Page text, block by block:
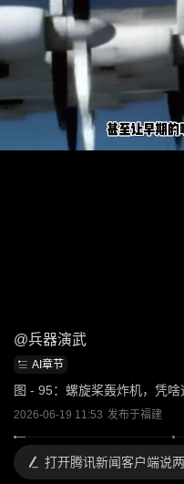
@兵器演武
AI章节
图 - 95：螺旋桨轰炸机，凭啥
2026-06-19 11:53 发布于福建
打开腾讯新闻客户端说